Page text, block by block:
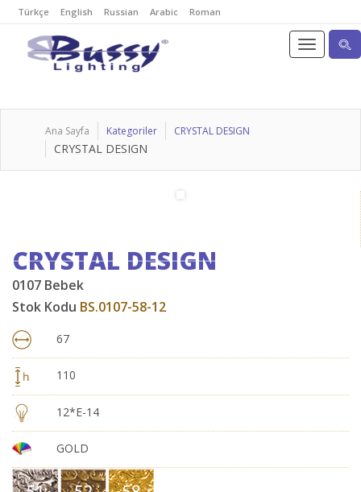
Türkçe English Russian Arabic Roman
Ana Sayfa Kategoriler CRYSTAL DESIGN
CRYSTAL DESIGN
CRYSTAL DESIGN
0107 Bebek
Stok Kodu BS.0107-58-12
67
110
12*E-14
GOLD